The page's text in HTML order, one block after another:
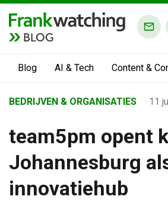
BLOG
Blog AI & Tech Content &
Business Channel
team5pm opent kantoor in
BEDRIJVEN & ORGANISATIES · 11
team5pm opent
Johannesburg
innovatiehub